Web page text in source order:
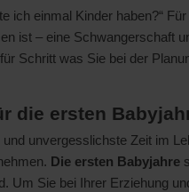
ich einmal Kinder haben?“
ist – eine Schwangerschaft
Schritt was Sie bei der
die ersten
unvergesslichste Zeit im
Die ersten Babyjahre
Um Sie bei Ihrer Erziehung